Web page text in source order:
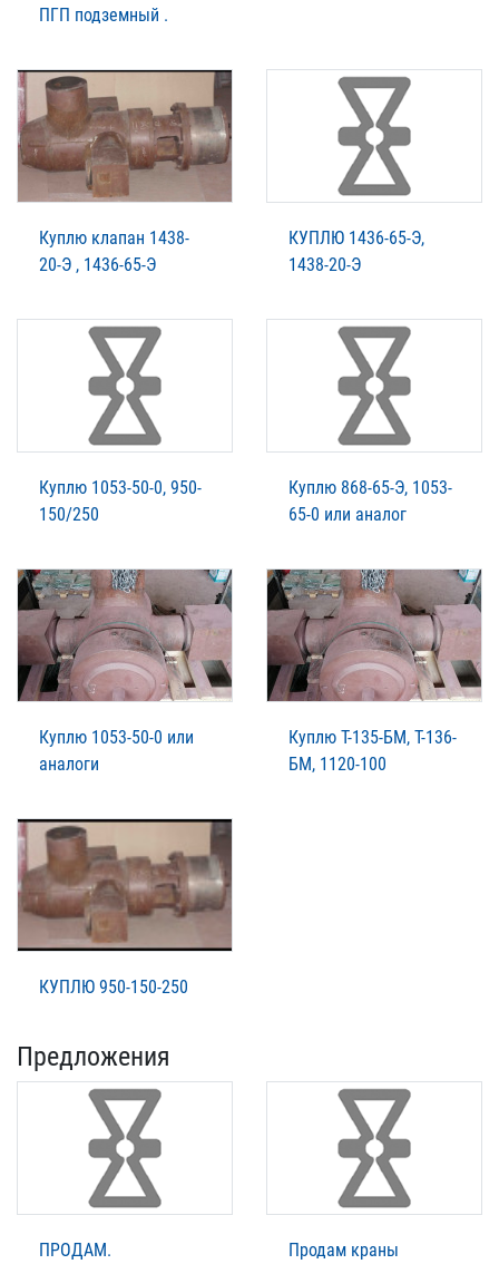
ПГП подземный .
Куплю клапан 1438-
20-Э , 1436-65-Э
КУПЛЮ 1436-65-Э,
1438-20-Э
Куплю 1053-50-0, 950-
150/250
Куплю 868-65-Э, 1053-
65-0 или аналог
Куплю 1053-50-0 или
аналоги
Куплю Т-135-БМ, Т-136-
БМ, 1120-100
КУПЛЮ 950-150-250
Предложения
ПРОДАМ.
Продам краны